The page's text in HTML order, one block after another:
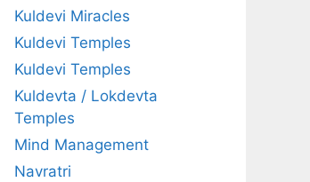
Kuldevi Miracles
Kuldevi Temples
Kuldevi Temples
Kuldevta / Lokdevta
Temples
Mind Management
Navratri